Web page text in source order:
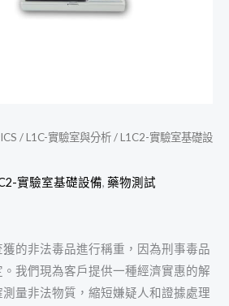
/L1C-實驗室與分析/L1C2-實驗室基礎設
實驗室基礎設備, 藥物測試
的非法毒品進行稱重，因為刑事毒品
我們現為客戶提供一種經濟實惠的解
量非法物質，縮短嫌疑人和證據處理